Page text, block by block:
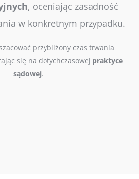
, oceniając zasadność
w konkretnym przypadku.
przybliżony czas trwania
się na dotychczasowej praktyce
sądowej.